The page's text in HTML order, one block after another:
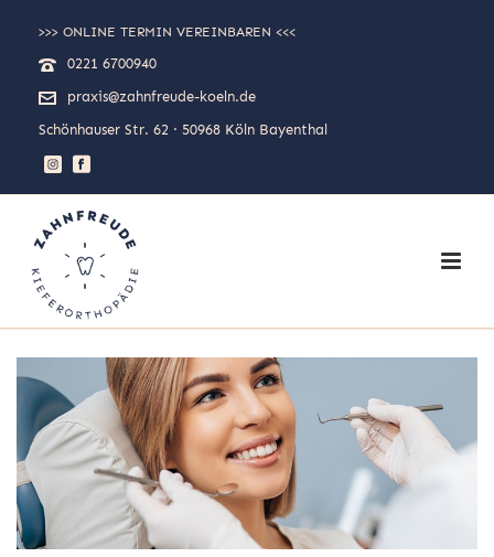
>>> ONLINE TERMIN VEREINBAREN <<<
0221 6700940
praxis@zahnfreude-koeln.de
Schönhauser Str. 62 · 50968 Köln Bayenthal